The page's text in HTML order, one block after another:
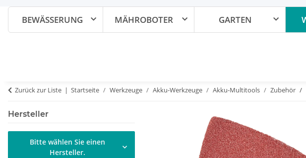
BEWÄSSERUNG MÄHROBOTER
Zurück zur Liste Startseite Werkzeuge Akku-Werkzeuge Akku-Multitools Zubehör
Hersteller
Bitte wählen Sie einen
Hersteller.